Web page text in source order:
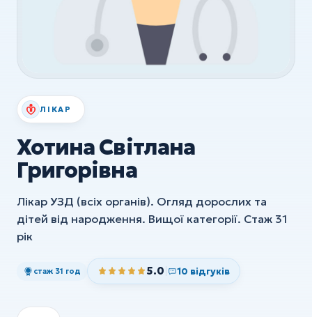
Флебологія
Ортопедія та травматологія
Анестезія
ЛІКАР
Хотина Світлана
Григорівна
Лікар УЗД (всіх органів). Огляд дорослих та
дітей від народження. Вищої категорії. Стаж 31
рік
стаж 31 год 5.0 10 відгуків